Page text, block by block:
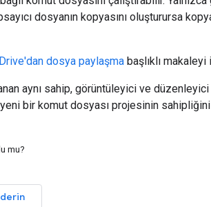
dosyanın kopyasını oluşturursa
Drive'dan dosya paylaşma başlıklı makaleyi
aynı sahip, görüntüleyici ve
yeni bir komut dosyası projesinin sahipliğini
mu?